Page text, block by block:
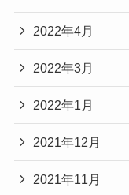
2022年4月
2022年3月
2022年1月
2021年12月
2021年11月